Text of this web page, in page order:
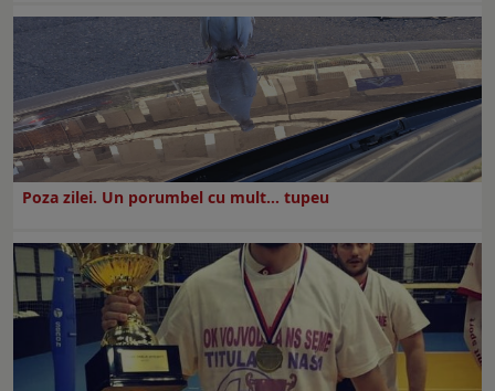
Poza zilei. Un porumbel cu mult… tupeu